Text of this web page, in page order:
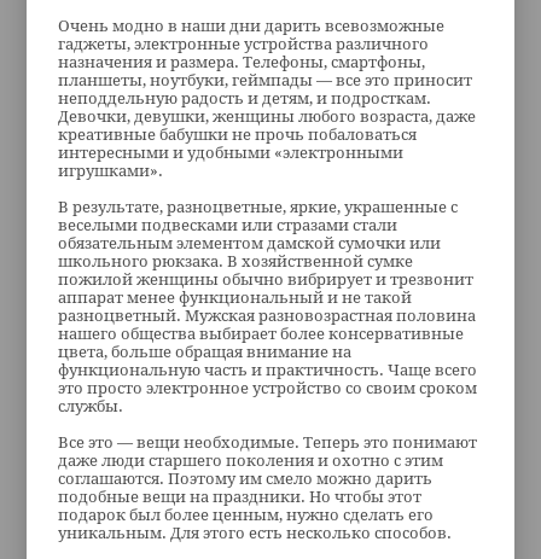
Очень модно в наши дни дарить всевозможные
гаджеты, электронные устройства различного
назначения и размера. Телефоны, смартфоны,
планшеты, ноутбуки, геймпады — все это приносит
неподдельную радость и детям, и подросткам.
Девочки, девушки, женщины любого возраста, даже
креативные бабушки не прочь побаловаться
интересными и удобными «электронными
игрушками».
В результате, разноцветные, яркие, украшенные с
веселыми подвесками или стразами стали
обязательным элементом дамской сумочки или
школьного рюкзака. В хозяйственной сумке
пожилой женщины обычно вибрирует и трезвонит
аппарат менее функциональный и не такой
разноцветный. Мужская разновозрастная половина
нашего общества выбирает более консервативные
цвета, больше обращая внимание на
функциональную часть и практичность. Чаще всего
это просто электронное устройство со своим сроком
службы.
Все это — вещи необходимые. Теперь это понимают
даже люди старшего поколения и охотно с этим
соглашаются. Поэтому им смело можно дарить
подобные вещи на праздники. Но чтобы этот
подарок был более ценным, нужно сделать его
уникальным. Для этого есть несколько способов.